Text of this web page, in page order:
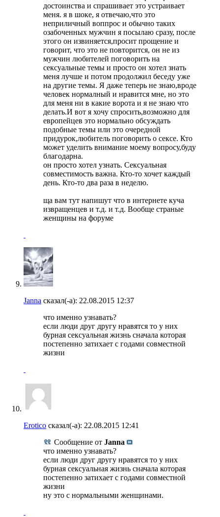
достоинства и спрашивает это устраивает
меня. я в шоке, я отвечаю,что это
неприличный воппрос и обычно таких
озабоченных мужчин я посылаю сразу, после
этого он извиняется,просит прощение и
говорит, что это не повторится, он не из
мужчин любителей поговорить на
сексуальные темы и просто он хотел знать
меня лучше и потом продолжил беседу уже
на другие темы. Я даже теперь не знаю,вроде
человек нормалный и нравится мне, но это
для меня ни в какие ворота и я не знаю что
делать.И вот я хочу спросить,возможно для
европейцев это нормально обсуждать
подобные темы или это очередной
придурок,любитель поговорить о сексе. Кто
может уделить внимание моему вопросу,буду
благодарна.
он просто хотел узнать. Сексуальная
совместимость важна. Кто-то хочет каждый
день. Кто-то два раза в неделю.
ща вам тут напишут что в интернете куча
извращенцев и т.д. и т.д. Вообще страные
женщины на форуме
Janna сказал(-а): 22.08.2015 12:37
что именно узнавать?
если люди друг другу нравятся то у них
бурная сексуальная жизнь сначала которая
постепенно затихает с годами совместной
жизни
Erotico сказал(-а): 22.08.2015 12:41
Сообщение от Janna
что именно узнавать?
если люди друг другу нравятся то у них
бурная сексуальная жизнь сначала которая
постепенно затихает с годами совместной
жизни
ну это с нормальными женщинами.